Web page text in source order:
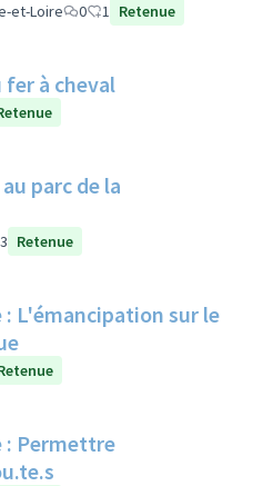
et-Loire 0 1 Retenue
fer à cheval
parc de la
3 Retenue
: L'émancipation sur le
: Permettre